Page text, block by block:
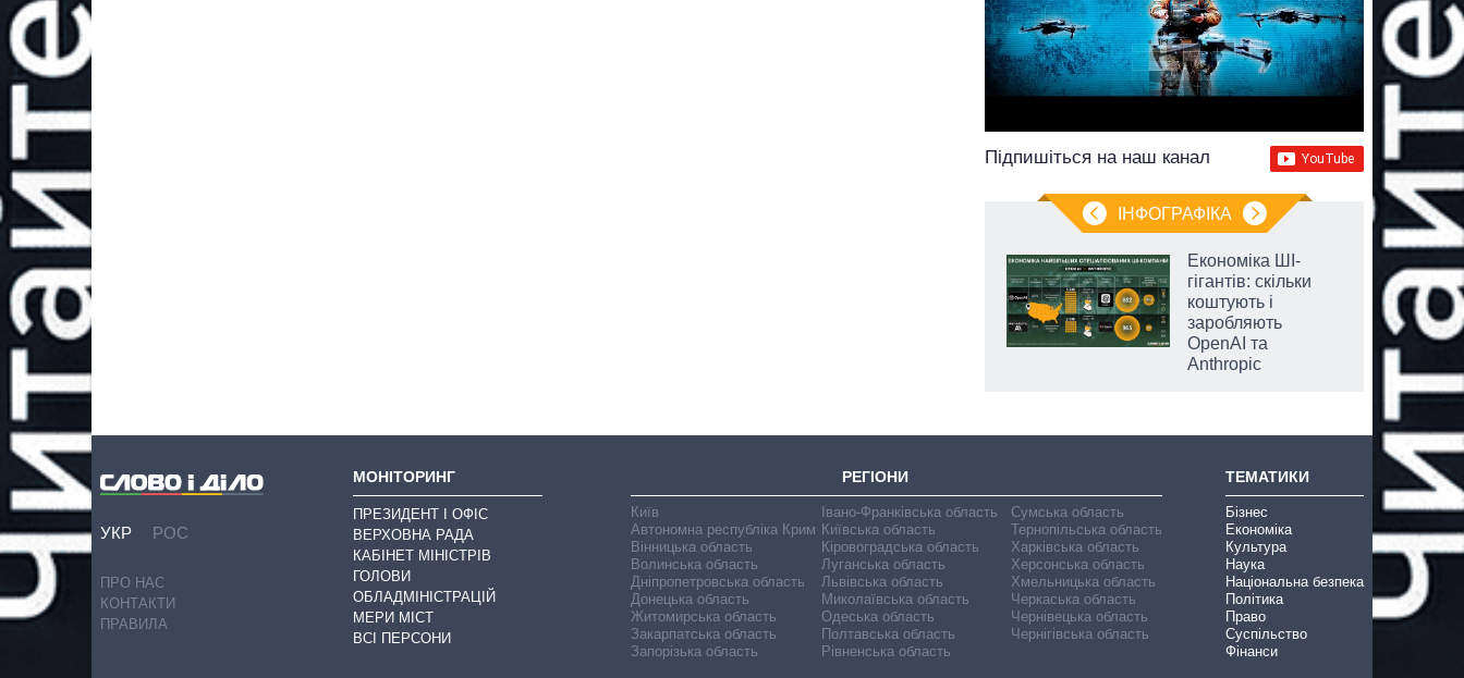
Підпишіться на наш канал
ІНФОГРАФІКА
Економіка ШІ-
гігантів: скільки
коштують і
заробляють
OpenAI та
Anthropic
УКР РОС
ПРО НАС
КОНТАКТИ
ПРАВИЛА
МОНІТОРИНГ
ПРЕЗИДЕНТ І ОФІС
ВЕРХОВНА РАДА
КАБІНЕТ МІНІСТРІВ
ГОЛОВИ
ОБЛАДМІНІСТРАЦІЙ
МЕРИ МІСТ
ВСІ ПЕРСОНИ
РЕГІОНИ
Київ
Автономна республіка Крим
Вінницька область
Волинська область
Дніпропетровська область
Донецька область
Житомирська область
Закарпатська область
Запорізька область
Івано-Франківська область
Київська область
Кіровоградська область
Луганська область
Львівська область
Миколаївська область
Одеська область
Полтавська область
Рівненська область
Сумська область
Тернопільська область
Харківська область
Херсонська область
Хмельницька область
Черкаська область
Чернівецька область
Чернігівська область
ТЕМАТИКИ
Бізнес
Економіка
Культура
Наука
Національна безпека
Політика
Право
Суспільство
Фінанси